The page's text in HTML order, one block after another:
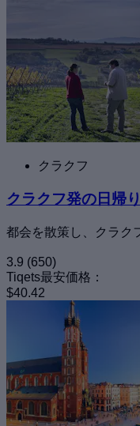
クラクフ
クラクフ発の日帰
都会を散策し、クラク
3.9 (650)
Tiqets最安価格：
$40.42